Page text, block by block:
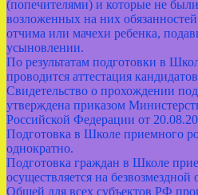
(попечителями) и которые не
возложенных на них
отчима или мачехи ребенка,
усыновлении.
По результатам подготовки в
проводится аттестация
Свидетельство о прохождении
утверждена приказом
Российской Федерации от
Подготовка в Школе приемного
однократно.
Подготовка граждан в Школе
осуществляется на безвозмездной
Общей для всех субъектов РФ